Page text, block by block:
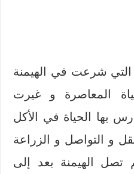
التي شرعت في الهيمنة
المعاصرة و غيرت
بها الحياة في الأكل
و التواصل و الزراعة
تصل الهيمنة بعد إلى